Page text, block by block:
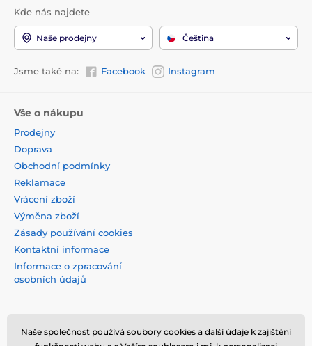
Kde nás najdete
Naše prodejny Čeština
Jsme také na: Facebook Instagram
Vše o nákupu
Prodejny
Doprava
Obchodní podmínky
Reklamace
Vrácení zboží
Výměna zboží
Zásady používání cookies
Kontaktní informace
Informace o zpracování
osobních údajů
Naše společnost používá soubory cookies a další údaje k zajištění